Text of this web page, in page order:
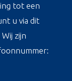
tot een
u via dit
zijn